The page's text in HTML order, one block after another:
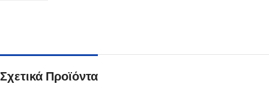
Σχετικά Προϊόντα